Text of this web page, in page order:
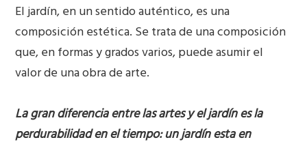
El jardín, en un sentido auténtico, es una
composición estética. Se trata de una composición
que, en formas y grados varios, puede asumir el
valor de una obra de arte.
La gran diferencia entre las artes y el jardín es la
perdurabilidad en el tiempo: un jardín esta en